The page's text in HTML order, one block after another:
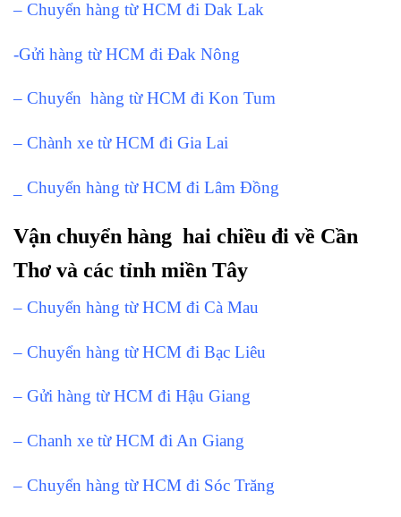
– Chuyển hàng từ HCM đi Dak Lak
-Gửi hàng từ HCM đi Đak Nông
– Chuyển hàng từ HCM đi Kon Tum
– Chành xe từ HCM đi Gia Lai
_ Chuyển hàng từ HCM đi Lâm Đồng
Vận chuyển hàng hai chiều đi về Cần
Thơ và các tỉnh miền Tây
– Chuyển hàng từ HCM đi Cà Mau
– Chuyển hàng từ HCM đi Bạc Liêu
– Gửi hàng từ HCM đi Hậu Giang
– Chanh xe từ HCM đi An Giang
– Chuyển hàng từ HCM đi Sóc Trăng